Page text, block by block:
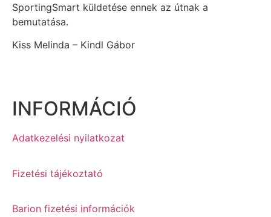
SportingSmart küldetése ennek az útnak a
bemutatása.
Kiss Melinda – Kindl Gábor
INFORMÁCIÓ
Adatkezelési nyilatkozat
Fizetési tájékoztató
Barion fizetési információk